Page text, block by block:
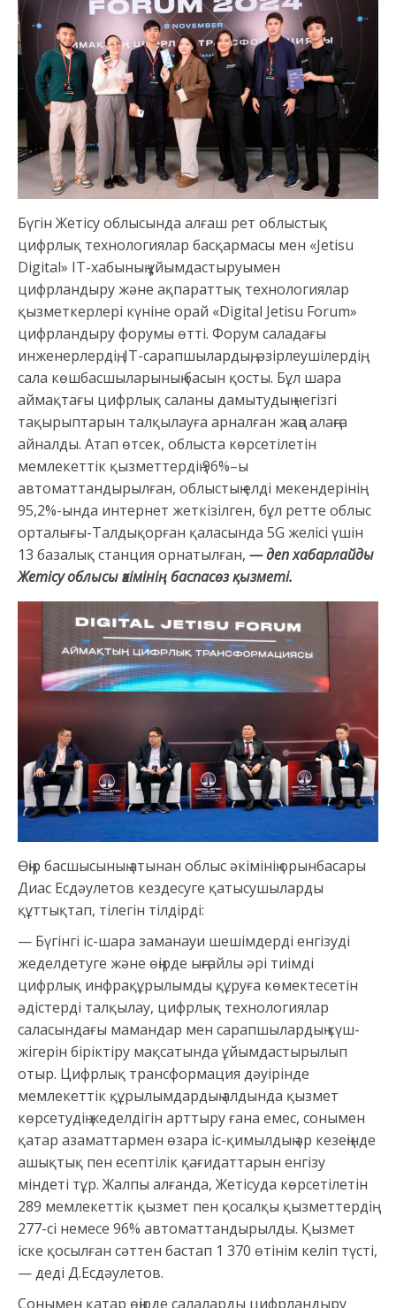
Бүгін Жетісу облысында алғаш рет облыстық
цифрлық технологиялар басқармасы мен «Jetisu
Digital» IT-хабының ұйымдастыруымен
цифрландыру және ақпараттық технологиялар
қызметкерлері күніне орай «Digital Jetisu Forum»
цифрландыру форумы өтті. Форум саладағы
инженерлердің, IT-сарапшылардың, әзірлеушілердің,
сала көшбасшыларының басын қосты. Бұл шара
аймақтағы цифрлық саланы дамытудың негізгі
тақырыптарын талқылауға арналған жаңа алаңға
айналды. Атап өтсек, облыста көрсетілетін
мемлекеттік қызметтердің 96%–ы
автоматтандырылған, облыстың елді мекендерінің
95,2%-ында интернет жеткізілген, бұл ретте облыс
орталығы-Талдықорған қаласында 5G желісі үшін
13 базалық станция орнатылған, — деп хабарлайды
Жетісу облысы әкімінің баспасөз қызметі.
Өңір басшысының атынан облыс әкімінің орынбасары
Диас Есдәулетов кездесуге қатысушыларды
құттықтап, тілегін тілдірді:
— Бүгінгі іс-шара заманауи шешімдерді енгізуді
жеделдетуге және өңірде ыңғайлы әрі тиімді
цифрлық инфрақұрылымды құруға көмектесетін
әдістерді талқылау, цифрлық технологиялар
саласындағы мамандар мен сарапшылардың күш-
жігерін біріктіру мақсатында ұйымдастырылып
отыр. Цифрлық трансформация дәуірінде
мемлекеттік құрылымдардың алдында қызмет
көрсетудің жеделдігін арттыру ғана емес, сонымен
қатар азаматтармен өзара іс-қимылдың әр кезеңінде
ашықтық пен есептілік қағидаттарын енгізу
міндеті тұр. Жалпы алғанда, Жетісуда көрсетілетін
289 мемлекеттік қызмет пен қосалқы қызметтердің
277-сі немесе 96% автоматтандырылды. Қызмет
іске қосылған сәттен бастап 1 370 өтінім келіп түсті,
— деді Д.Есдәулетов.
Сонымен қатар өңірде салаларды цифрландыру